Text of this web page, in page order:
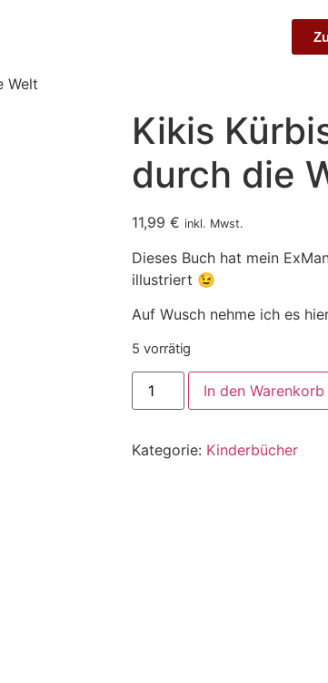
Welt
Kikis
durch die
11,99 € inkl. Mwst.
Dieses Buch hat mein
illustriert 😉
Auf Wusch nehme ich es
5 vorrätig
In den Warenkorb
Kategorie: Kinderbücher